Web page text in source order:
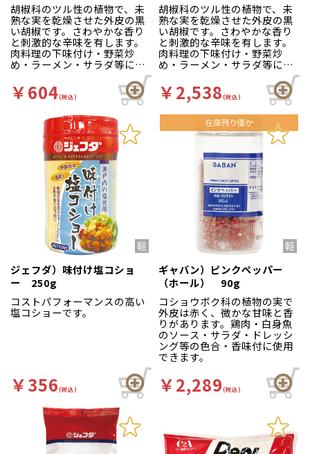
胡椒科のツル性の植物で、未
熟な実を乾燥させた外皮の黒
い胡椒です。さわやかな香り
と刺激的な辛味を有します。
肉料理の下味付け・野菜炒
め・ラーメン・サラダ等にご
￥604(税込)
胡椒科のツル性の植物で、未
熟な実を乾燥させた外皮の黒
い胡椒です。さわやかな香り
と刺激的な辛味を有します。
肉料理の下味付け・野菜炒
め・ラーメン・サラダ等にご
￥2,538(税込)
ジェフダ）味付け塩コショ
ー 250g
コストパフォーマンスの高い
塩コショーです。
￥356(税込)
ギャバン）ピンクペッパー
（ホール） 90g
コショウボク科の植物の実で
外皮は赤く、微かな甘味と香
りがあります。鶏肉・白身魚
のソース・サラダ・ドレッシ
ング等の色合・香味付に使用
できます。
￥2,289(税込)